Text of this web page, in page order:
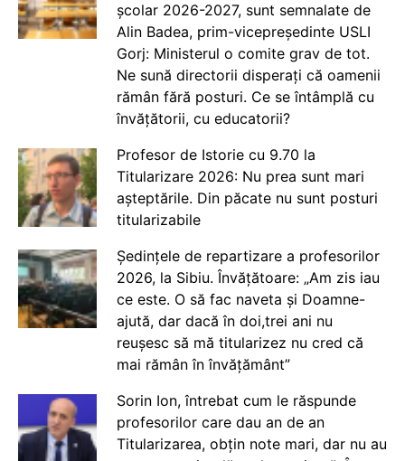
școlar 2026-2027, sunt semnalate de
Alin Badea, prim-vicepreședinte USLI
Gorj: Ministerul o comite grav de tot.
Ne sună directorii disperați că oamenii
rămân fără posturi. Ce se întâmplă cu
învățătorii, cu educatorii?
Profesor de Istorie cu 9.70 la
Titularizare 2026: Nu prea sunt mari
așteptările. Din păcate nu sunt posturi
titularizabile
Ședințele de repartizare a profesorilor
2026, la Sibiu. Învățătoare: „Am zis iau
ce este. O să fac naveta și Doamne-
ajută, dar dacă în doi,trei ani nu
reușesc să mă titularizez nu cred că
mai rămân în învățământ”
Sorin Ion, întrebat cum le răspunde
profesorilor care dau an de an
Titularizarea, obțin note mari, dar nu au